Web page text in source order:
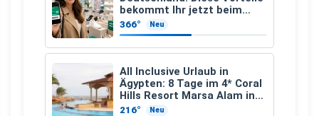
bekommt Ihr jetzt beim
Schuhkauf
366° Neu
All Inclusive Urlaub in
Ägypten: 8 Tage im 4* Coral
Hills Resort Marsa Alam inkl.
Flüge ab 299 € p.P.
216° Neu